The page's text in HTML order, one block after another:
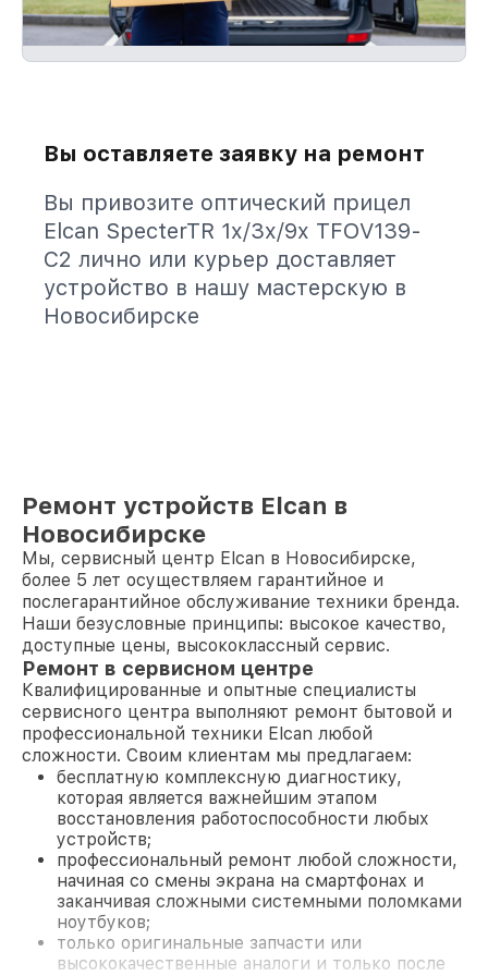
Вы оставляете заявку на ремонт
Вы привозите оптический прицел
Elcan SpecterTR 1x/3x/9x TFOV139-
C2 лично или курьер доставляет
устройство в нашу мастерскую в
Новосибирске
Ремонт устройств Elcan в
Новосибирске
Мы, сервисный центр Elcan в Новосибирске,
более 5 лет осуществляем гарантийное и
послегарантийное обслуживание техники бренда.
Наши безусловные принципы: высокое качество,
доступные цены, высококлассный сервис.
Ремонт в сервисном центре
Квалифицированные и опытные специалисты
сервисного центра выполняют ремонт бытовой и
профессиональной техники Elcan любой
сложности. Своим клиентам мы предлагаем:
бесплатную комплексную диагностику,
которая является важнейшим этапом
восстановления работоспособности любых
устройств;
профессиональный ремонт любой сложности,
начиная со смены экрана на смартфонах и
заканчивая сложными системными поломками
ноутбуков;
только оригинальные запчасти или
высококачественные аналоги и только после